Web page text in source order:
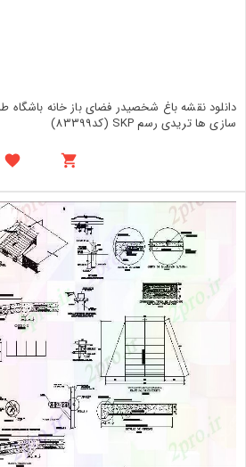
دانلود نقشه باغ شخصیدر فضای باز خانه باشگاه
سازی ها تریدی رسم SKP (کد83399)